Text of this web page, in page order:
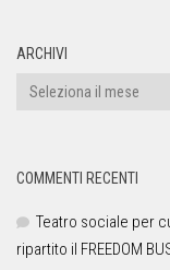
ARCHIVI
COMMENTI RECENTI
Teatro sociale per
ripartito il FREEDOM